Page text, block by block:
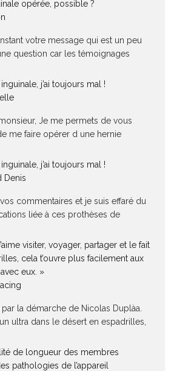
opérée, possible ?
votre message qui est un peu
question car les témoignages
j’ai toujours mal !
Je me permets de vous
me faire opérer d une hernie
j’ai toujours mal !
Denis
commentaires et je suis effaré du
liée à ces prothèses de
visiter, voyager, partager et le fait
cela t’ouvre plus facilement aux
eux. »
la démarche de Nicolas Duplàa.
ultra dans le désert en espadrilles,
de longueur des membres
pathologies de l’appareil